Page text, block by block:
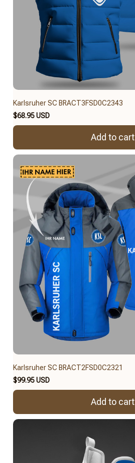
Karlsruher SC BRACT3FSD0C2343
$68.95 USD
Add to cart
Karlsruher SC BRACT2FSD0C2321
$99.95 USD
Add to cart